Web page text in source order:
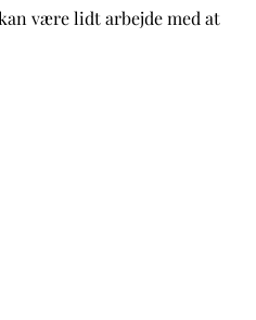
være lidt arbejde med at